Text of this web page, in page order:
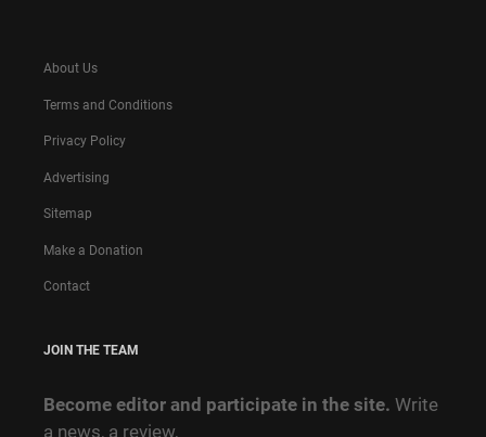
About Us
Terms and Conditions
Privacy Policy
Advertising
Sitemap
Make a Donation
Contact
JOIN THE TEAM
Become editor and participate in the site. Write
a news, a review,